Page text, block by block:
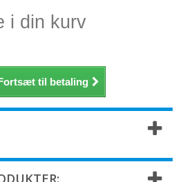
i din kurv
til betaling